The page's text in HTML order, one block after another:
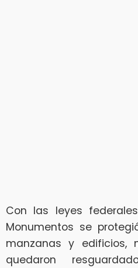
Con las leyes
Monumentos se
manzanas y
quedaron